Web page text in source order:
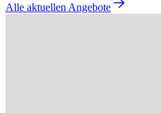
Alle aktuellen Angebote